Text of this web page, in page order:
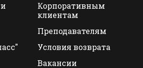
Корпоративным
клиентам
Преподавателям
Условия возврата
Вакансии